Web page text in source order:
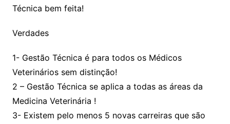
Técnica bem feita!
Verdades
1- Gestão Técnica é para todos os Médicos
Veterinários sem distinção!
2 – Gestão Técnica se aplica a todas as áreas da
Medicina Veterinária !
3- Existem pelo menos 5 novas carreiras que são